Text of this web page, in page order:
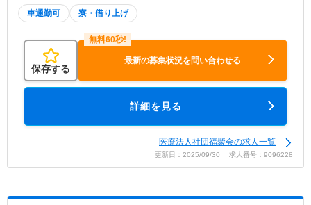
車通勤可 寮・借り上げ
保存する
最新の募集状況を問い合わせる
詳細を見る
医療法人社団福聚会の求人一覧
更新日：2025/09/30 求人番号：9096228